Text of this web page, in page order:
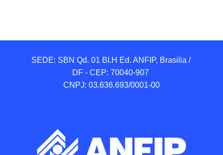
SEDE: SBN Qd. 01 BI.H Ed. ANFIP, Brasilia /
DF - CEP: 70040-907
CNPJ: 03.636.693/0001-00